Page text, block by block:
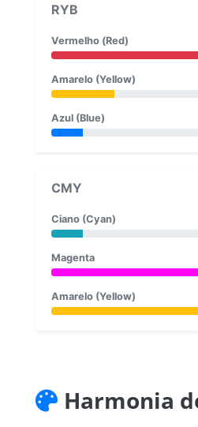
RYB
Vermelho (Red)
Amarelo (Yellow)
Azul (Blue)
CMY
Ciano (Cyan)
Magenta
Amarelo (Yellow)
Harmonia